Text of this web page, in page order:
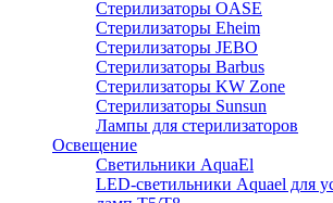
Стерилизаторы OASE
Стерилизаторы Eheim
Стерилизаторы JEBO
Стерилизаторы Barbus
Стерилизаторы KW Zone
Стерилизаторы Sunsun
Лампы для стерилизаторов
Освещение
Cветильники AquaEl
LED-светильники Aquael для